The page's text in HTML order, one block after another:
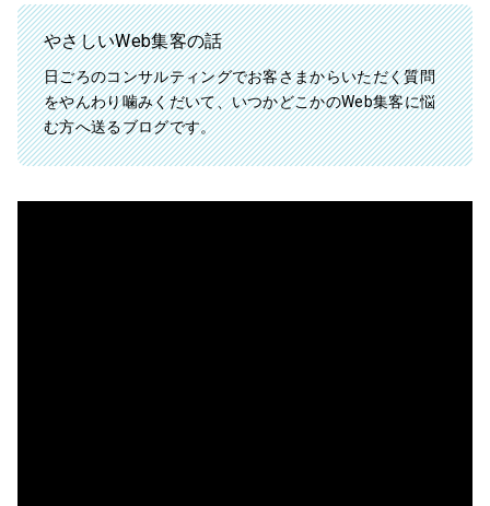
やさしいWeb集客の話
日ごろのコンサルティングでお客さまからいただく質問
をやんわり噛みくだいて、いつかどこかのWeb集客に悩
む方へ送るブログです。